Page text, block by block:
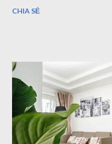
yêu cầu của bạn. Kho thảm
khổ lớn - Bảo hành - Giao
khổ lớn tại HCM và Hà Nội
Đẹp 1. Giới thiệu về thảm khổ
vị cung cấp thảm trải sàn -
và Hà Nội, chung tôi luôn phục
hàng, với nhu cầu trải sàn
CHIA SẺ